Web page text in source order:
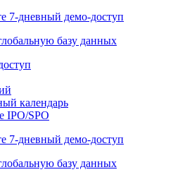
7-дневный демо-доступ
базу данных
календарь
IPO/SPO
7-дневный демо-доступ
базу данных